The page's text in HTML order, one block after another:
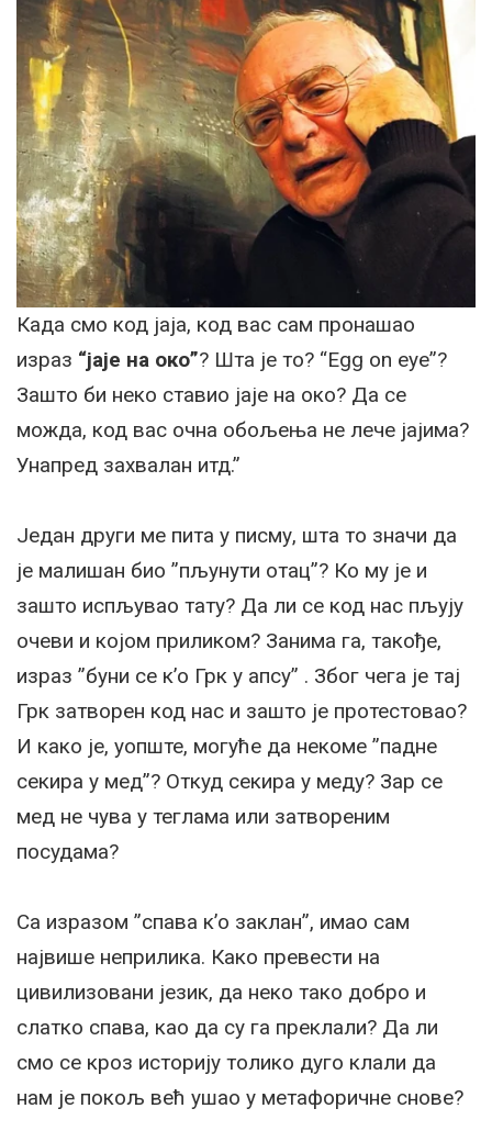
Када смо код јаја, код вас сам пронашао
израз “јаје на око”? Шта је то? “Egg on eye”?
Зашто би неко ставио јаје на око? Да се
можда, код вас очна обољења не лече јајима?
Унапред захвалан итд.”
Један други ме пита у писму, шта то значи да
је малишан био ”пљунути отац”? Ко му је и
зашто испљувао тату? Да ли се код нас пљују
очеви и којом приликом? Занима га, такође,
израз ”буни се к’о Грк у апсу” . Због чега је тај
Грк затворен код нас и зашто је протестовао?
И како је, уопште, могуће да некоме ”падне
секира у мед”? Откуд секира у меду? Зар се
мед не чува у теглама или затвореним
посудама?
Са изразом ”спава к’о заклан”, имао сам
највише неприлика. Како превести на
цивилизовани језик, да неко тако добро и
слатко спава, као да су га преклали? Да ли
смо се кроз историју толико дуго клали да
нам је покољ већ ушао у метафоричне снове?